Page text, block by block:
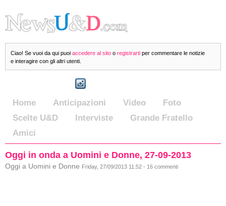
Ciao! Se vuoi da qui puoi accedere al sito o registrarti per commentare le notizie
e interagire con gli altri utenti.
Home Anticipazioni Video
Foto
Scelte U&D
Interviste
Grande Fratello
Amici
Oggi in onda a Uomini e Donne, 27-09-2013
Oggi a Uomini e Donne Friday, 27/09/2013 11:52 - 16 commenti